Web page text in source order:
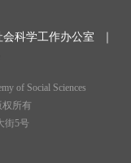
科学工作办公室
of Social Sciences
权所有
街5号